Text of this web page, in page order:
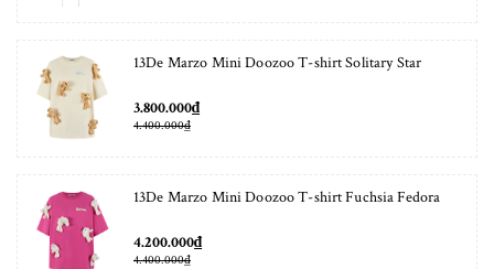
13De Marzo Mini Doozoo T-shirt Solitary Star
3.800.000₫
4.400.000₫
13De Marzo Mini Doozoo T-shirt Fuchsia Fedora
4.200.000₫
4.400.000₫